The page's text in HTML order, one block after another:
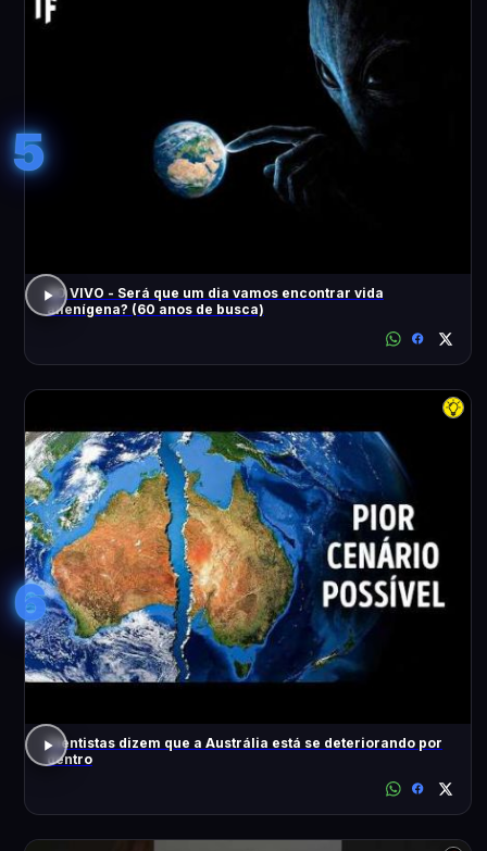
5
AO VIVO - Será que um dia vamos encontrar vida
alienígena? (60 anos de busca)
6
Cientistas dizem que a Austrália está se deteriorando por
dentro